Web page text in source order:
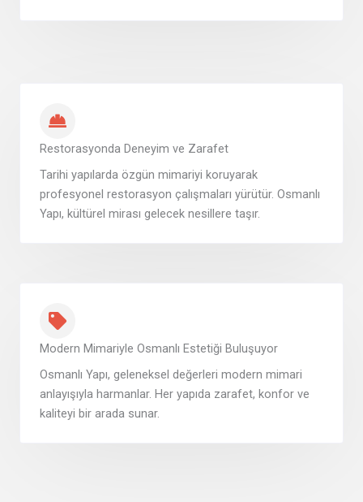
Restorasyonda Deneyim ve Zarafet
Tarihi yapılarda özgün mimariyi koruyarak
profesyonel restorasyon çalışmaları yürütür. Osmanlı
Yapı, kültürel mirası gelecek nesillere taşır.
Modern Mimariyle Osmanlı Estetiği Buluşuyor
Osmanlı Yapı, geleneksel değerleri modern mimari
anlayışıyla harmanlar. Her yapıda zarafet, konfor ve
kaliteyi bir arada sunar.